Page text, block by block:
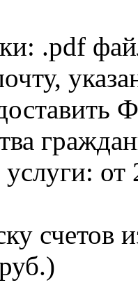
.pdf
от
счетов